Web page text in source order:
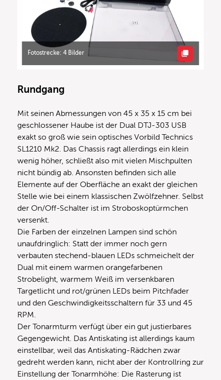
Fotostrecke: 4 Bilder
Rundgang
Mit seinen Abmessungen von 45 x 35 x 15 cm bei
geschlossener Haube ist der Dual DTJ-303 USB
exakt so groß wie sein optisches Vorbild Technics
SL1210 Mk2. Das Chassis ragt allerdings ein klein
wenig höher, schließt also mit vielen Mischpulten
nicht bündig ab. Ansonsten befinden sich alle
Elemente auf der Oberfläche an exakt der gleichen
Stelle wie bei einem klassischen Zwölfzehner. Selbst
der On/Off-Schalter ist im Stroboskoptürmchen
versenkt.
Die Farben der einzelnen Lampen sind schön
unaufdringlich: Statt der immer noch gern
verbauten stechend-blauen LEDs schmeichelt der
Dual mit einem warmen orangefarbenen
Strobelight, warmem Weiß im versenkbaren
Targetlicht und rot/grünen LEDs beim Pitchfader
und den Geschwindigkeitsschaltern für 33 und 45
RPM.
Der Tonarmturm verfügt über ein gut justierbares
Gegengewicht. Das Antiskating ist allerdings kaum
einstellbar, weil das Antiskating-Rädchen zwar
gedreht werden kann, nicht aber der Kontrollring zur
Einstellung der Tonarmhöhe: Die Rasterung ist